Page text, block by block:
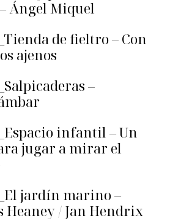
Ángel Miquel
de fieltro – Con
ajenos
–
infantil – Un
jugar a mirar el
jardín marino –
Heaney / Jan Hendrix